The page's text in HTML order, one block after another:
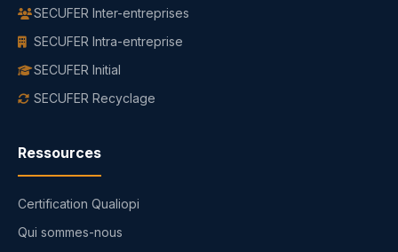
SECUFER Inter-entreprises
SECUFER Intra-entreprise
SECUFER Initial
SECUFER Recyclage
Ressources
Certification Qualiopi
Qui sommes-nous